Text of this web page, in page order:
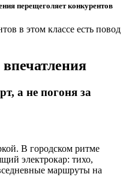
перещеголяет конкурентов
в этом классе есть повод
а не погоня за
В городском ритме
электрокар: тихо,
маршруты на